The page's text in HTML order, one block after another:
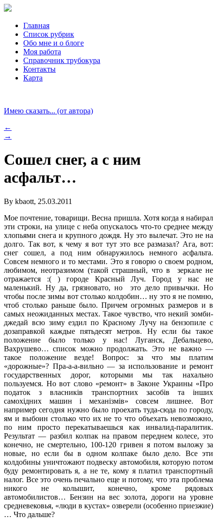
Главная
Список рубрик
Обо мне и о блоге
Моя работа
Справочник трубокура
Контакты
Карта
Имею сказать... (от автора)
←
→
Сошел снег, а с ним
асфальт…
By kbaott, 25.03.2011
Мое почтение, товарищи. Весна пришла. Хотя когда я набирал
эти строки, на улице с неба опускалось что-то среднее между
хлопьями снега и крупного дождя. Ну это вылечат. Это не на
долго. Так вот, к чему я вот тут это все размазал? Ага, вот:
снег сошел, а под ним обнаружилось немного асфальта.
Совсем немного и то местами. Это я говорю о своем родном,
любимом, неотразимом (такой страшный, что в зеркале не
отражается :( ) городе Красный Луч. Город у нас не
маленький. Ну да, грязновато, но это дело привычки. Но
чтобы после зимы вот столько колдобин… ну это я не помню,
чтоб столько раньше было. Причем огромных размеров и в
самых неожиданных местах. Такое чувство, что некий зомби-
джедай всю зиму ездил по Красному Лучу на бензопиле с
дозаправкой каждые пятьдесят метров. Ну если бы такое
положение было только у нас! Луганск, Дебальцево,
Вахрушево… список можно продолжать. Это не важно —
такое положение везде! Вопрос: за что мы платим
«дорожные»? Пра-а-а-вильно — за использование и ремонт
государственных дорог, которыми мы так нахально
пользуемся. Но вот слово «ремонт» в Законе Украины «Про
податок з власників транспортних засобів та інших
самохідних машин і механізмів» совсем лишнее. Вот
например сегодня нужно было проехать туда-сюда по городу,
ям и выбоин столько что их не то что объехать невозможно,
по ним просто перекатываешься как инвалид-паралитик.
Результат — разбил колпак на правом переднем колесе, это
конечно, не смертельно, 100-120 гривен я потом выложу за
новые, но если бы в одном колпаке было дело. Все эти
колдобины уничтожают подвеску автомобиля, которую потом
буду ремонтировать я, а не те, кому я платил транспортный
налог. Все это очень печально еще и потому, что эта проблема
никого не колышит, конечно, кроме рядовых
автомобилистов… Бензин на вес золота, дороги на уровне
средневековья, «люди в кустах» озверели (особенно приезжие)
… Что дальше?